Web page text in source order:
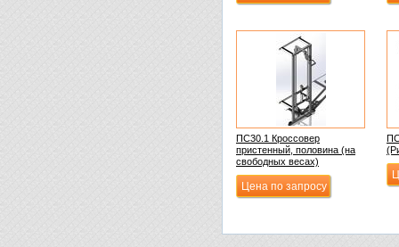
ПС30.1 Кроссовер
пристенный, половина (на
свободных весах)
Цена по запросу